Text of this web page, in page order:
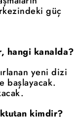
güç
hangi kanalda?
yeni dizi
başlayacak.
kimdir?